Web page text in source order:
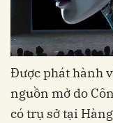
Được phát hành
nguồn mở do
có trụ sở tại